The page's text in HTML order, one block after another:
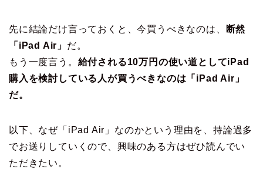
先に結論だけ言っておくと、今買うべきなのは、
断然
「iPad Air」 だ。
もう一度言う。 給付される10万円の使い道としてiPad
購入を検討している人が買うべきなのは「iPad Air」
だ。
以下、なぜ「iPad Air」なのかという理由を、持論過多
でお送りしていくので、興味のある方はぜひ読んでい
ただきたい。